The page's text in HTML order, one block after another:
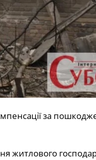
за
житлового